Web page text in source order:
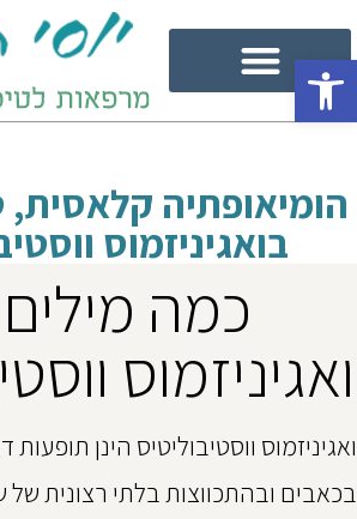
פתח סרגל נגישות
הומיאופתיה קלאסית,
בואגיניזמוס
כמה
ואגיניזמוס
ואגיניזמוס ווסטיבוליטיס הינן
בכאבים ובהתכווצות בלתי רצונית של